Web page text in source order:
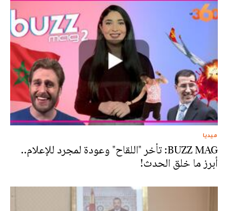
ميديا
BUZZ MAG: تأخر "اللقاح" وعودة لمجرد للإعلام..
أبرز ما خلق الحدث!